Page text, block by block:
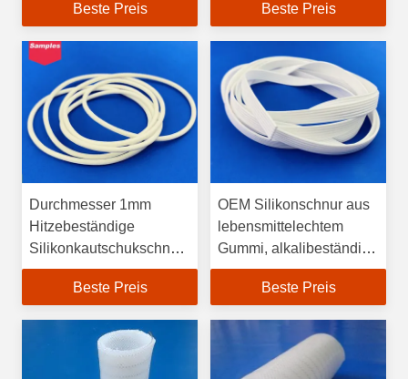
Beste Preis
vibrationsfestBeste Preis
Durchmesser 1mm
Hitzebeständige
Silikonkautschukschnur
Hohe Zugfestigkeit
Beste Preis
OEM Silikonschnur aus
lebensmittelechtem
Gummi, alkalibeständig,
Shore 90 A
Beste Preis